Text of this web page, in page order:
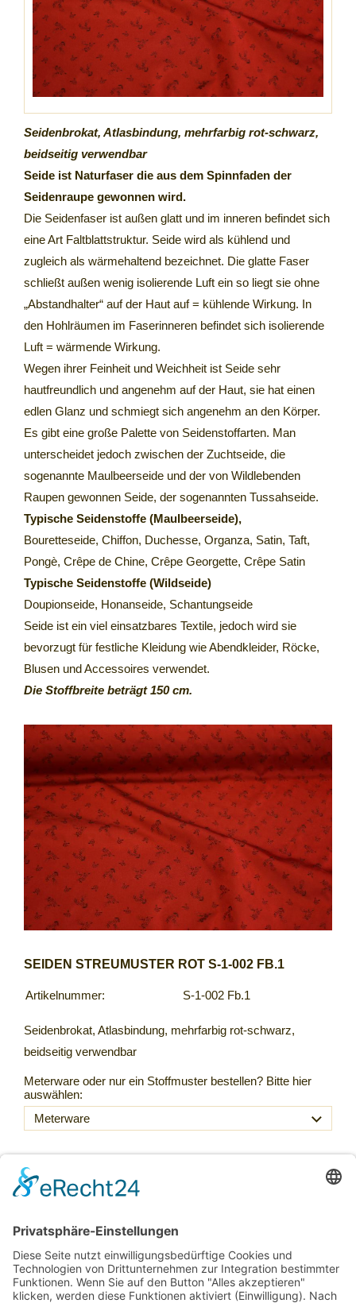
Seidenbrokat, Atlasbindung, mehrfarbig rot-schwarz,
beidseitig verwendbar
Seide ist Naturfaser die aus dem Spinnfaden der
Seidenraupe gewonnen wird.
Die Seidenfaser ist außen glatt und im inneren befindet sich
eine Art Faltblattstruktur. Seide wird als kühlend und
zugleich als wärmehaltend bezeichnet. Die glatte Faser
schließt außen wenig isolierende Luft ein so liegt sie ohne
„Abstandhalter“ auf der Haut auf = kühlende Wirkung. In
den Hohlräumen im Faserinneren befindet sich isolierende
Luft = wärmende Wirkung.
Wegen ihrer Feinheit und Weichheit ist Seide sehr
hautfreundlich und angenehm auf der Haut, sie hat einen
edlen Glanz und schmiegt sich angenehm an den Körper.
Es gibt eine große Palette von Seidenstoffarten. Man
unterscheidet jedoch zwischen der Zuchtseide, die
sogenannte Maulbeerseide und der von Wildlebenden
Raupen gewonnen Seide, der sogenannten Tussahseide.
Typische Seidenstoffe (Maulbeerseide),
Bouretteseide, Chiffon, Duchesse, Organza, Satin, Taft,
Pongè, Crêpe de Chine, Crêpe Georgette, Crêpe Satin
Typische Seidenstoffe (Wildseide)
Doupionseide, Honanseide, Schantungseide
Seide ist ein viel einsatzbares Textile, jedoch wird sie
bevorzugt für festliche Kleidung wie Abendkleider, Röcke,
Blusen und Accessoires verwendet.
Die Stoffbreite beträgt 150 cm.
SEIDEN STREUMUSTER ROT S-1-002 FB.1
Artikelnummer: S-1-002 Fb.1
Seidenbrokat, Atlasbindung, mehrfarbig rot-schwarz,
beidseitig verwendbar
Meterware oder nur ein Stoffmuster bestellen? Bitte hier
auswählen:
89,20 €
Inkl. 20 % USt. zzgl. Versand
Sofort ab Lager
Laufmeter *(89,20 € / lfm):